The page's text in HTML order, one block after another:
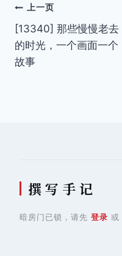
文
章
导
上一页
[13340] 那些慢慢老去
的时光，一个画面一个
故事
撰 写 手 记
暗房门已锁，请先 登录 或